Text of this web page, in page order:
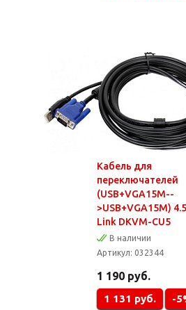
Кабель для
переключателей
(USB+VGA15M--
>USB+VGA15M) 4.5м
Link DKVM-CU5
В наличии
Артикул: 032344
1 190 руб.
1 131 руб. -